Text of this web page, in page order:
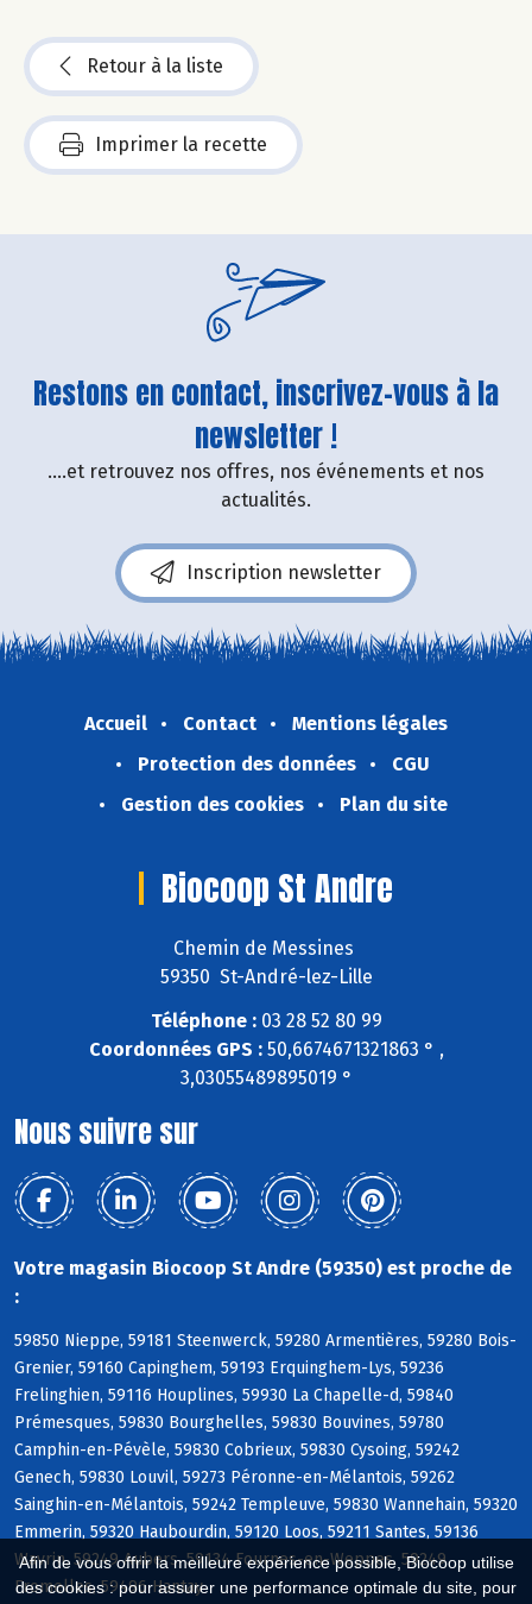
Afin de vous offrir la meilleure expérience possible, Biocoop utilise
des cookies : pour assurer une performance optimale du site, pour
Retour à la liste
Imprimer la recette
Restons en contact, inscrivez-vous à la
newsletter !
....et retrouvez nos offres, nos événements et nos
actualités.
Inscription newsletter
Accueil Contact
Mentions légales
Protection des données
CGU
Gestion des cookies
Plan du site
Biocoop St Andre
Chemin de Messines
59350 St-André-lez-Lille
Téléphone :03 28 52 80 99
Coordonnées GPS :50,6674671321863 ° ,
3,03055489895019 °
Nous suivre sur
Votre magasin Biocoop St Andre (59350) est proche de
:
59850 Nieppe, 59181 Steenwerck, 59280 Armentières, 59280 Bois-
Grenier, 59160 Capinghem, 59193 Erquinghem-Lys, 59236
Frelinghien, 59116 Houplines, 59930 La Chapelle-d, 59840
Prémesques, 59830 Bourghelles, 59830 Bouvines, 59780
Camphin-en-Pévèle, 59830 Cobrieux, 59830 Cysoing, 59242
Genech, 59830 Louvil, 59273 Péronne-en-Mélantois, 59262
Sainghin-en-Mélantois, 59242 Templeuve, 59830 Wannehain, 59320
Emmerin, 59320 Haubourdin, 59120 Loos, 59211 Santes, 59136
Wavrin, 59249 Aubers, 59134 Fournes-en-Weppes, 59249
Fromelles, 59496 Hantay